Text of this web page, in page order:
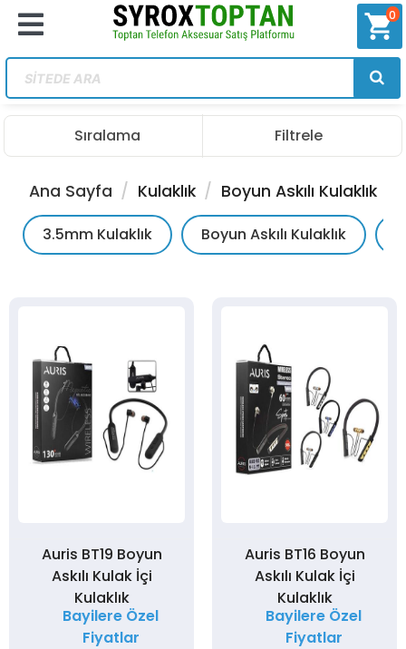
shopping_cart
0
Sıralama Filtrele
Ana Sayfa Kulaklık Boyun Askılı Kulaklık
3.5mm Kulaklık Boyun Askılı Kulaklık
Auris BT19 Boyun
Askılı Kulak İçi
Kulaklık
Bayilere Özel
Fiyatlar
Auris BT16 Boyun
Askılı Kulak İçi
Kulaklık
Bayilere Özel
Fiyatlar